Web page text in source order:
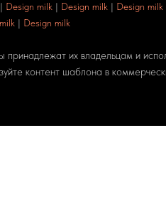
Design milk | Design milk | Design milk
| Design milk
их владельцам и
контент шаблона в